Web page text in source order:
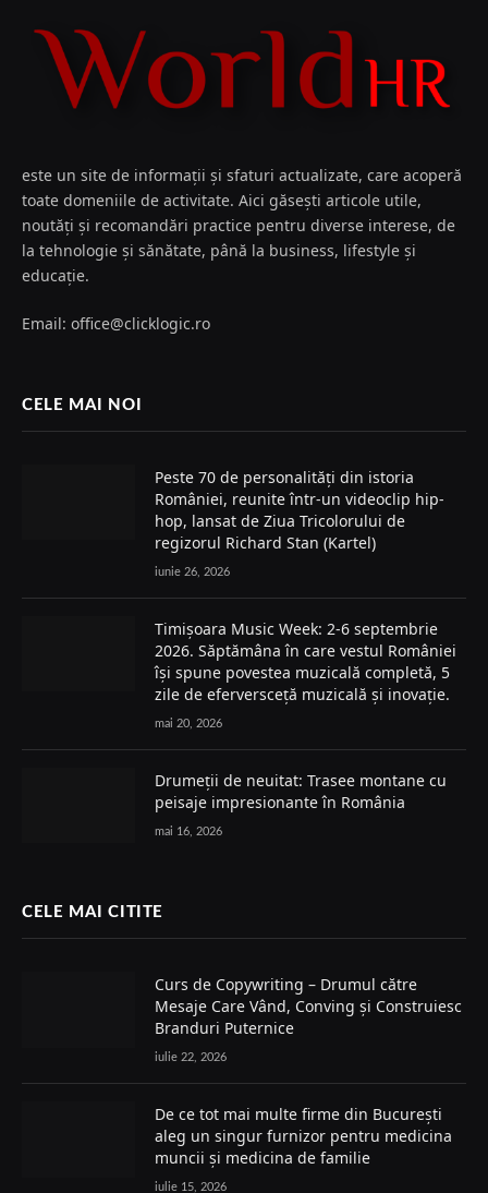
este un site de informații și sfaturi actualizate, care acoperă
toate domeniile de activitate. Aici găsești articole utile,
noutăți și recomandări practice pentru diverse interese, de
la tehnologie și sănătate, până la business, lifestyle și
educație.
Email: office@clicklogic.ro
CELE MAI NOI
Peste 70 de personalități din istoria
României, reunite într-un videoclip hip-
hop, lansat de Ziua Tricolorului de
regizorul Richard Stan (Kartel)
iunie 26, 2026
Timișoara Music Week: 2-6 septembrie
2026. Săptămâna în care vestul României
își spune povestea muzicală completă, 5
zile de eferversceță muzicală și inovație.
mai 20, 2026
Drumeții de neuitat: Trasee montane cu
peisaje impresionante în România
mai 16, 2026
CELE MAI CITITE
Curs de Copywriting – Drumul către
Mesaje Care Vând, Conving și Construiesc
Branduri Puternice
iulie 22, 2026
De ce tot mai multe firme din București
aleg un singur furnizor pentru medicina
muncii și medicina de familie
iulie 15, 2026